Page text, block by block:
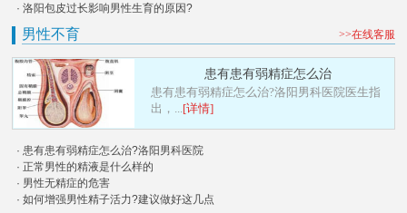
· 洛阳包皮过长影响男性生育的原因?
男性不育 >>在线客服
患有患有弱精症怎么治
患有患有弱精症怎么治?洛阳男科医院医生指
出，... [详情]
· 患有患有弱精症怎么治?洛阳男科医院
· 正常男性的精液是什么样的
· 男性无精症的危害
· 如何增强男性精子活力?建议做好这几点